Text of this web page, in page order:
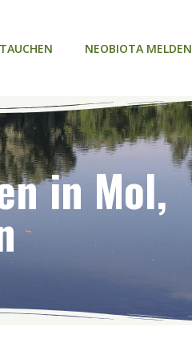
NEOBIOTA MELDEN
in Mol,